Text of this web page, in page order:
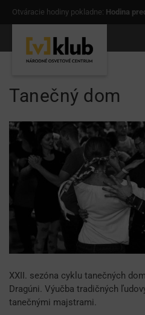
Otváracie hodiny pokladne: Hodina
Tanečný dom
XXII. sezóna cyklu tanečných
Dragúni. Výučba tradičných
tanečnými majstrami.